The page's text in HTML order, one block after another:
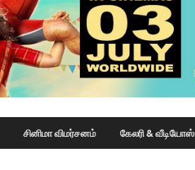
சினிமா விமர்சனம் கேலரி & வீடியோஸ்